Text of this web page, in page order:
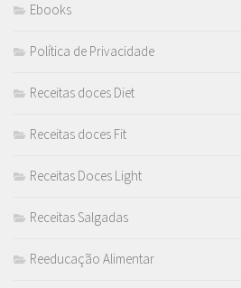
Ebooks
Política de Privacidade
Receitas doces Diet
Receitas doces Fit
Receitas Doces Light
Receitas Salgadas
Reeducação Alimentar